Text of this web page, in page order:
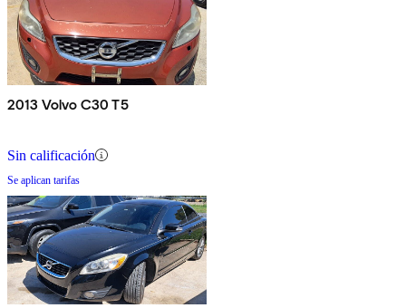
2013 Volvo C30 T5
Sin calificación
Se aplican tarifas